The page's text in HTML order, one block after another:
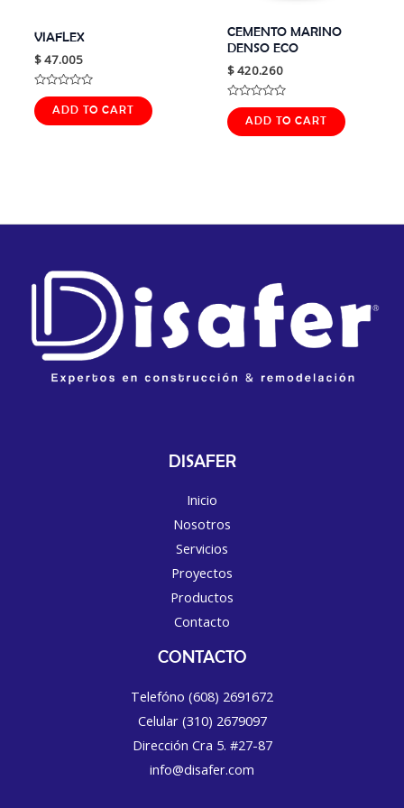
VIAFLEX
$47.005
Rated
0
out
of
ADD TO CART
CEMENTO MARINO
DENSO ECO
$420.260
Rated
0
out
of
ADD TO CART
DISAFER
Inicio
Nosotros
Servicios
Proyectos
Productos
Contacto
CONTACTO
Telefóno (608) 2691672
Celular (310) 2679097
Dirección Cra 5. #27-87
info@disafer.com